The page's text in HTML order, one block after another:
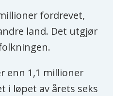
fordrevet,
land. Det utgjør
enn 1,1 millioner
i løpet av årets seks